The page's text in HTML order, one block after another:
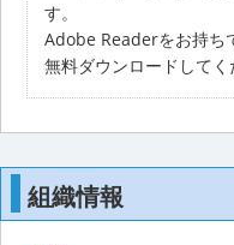
す。
Adobe Readerをお持ち
無料ダウンロードしてく
組織情報